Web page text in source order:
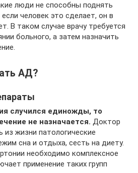
люди не способны поднять
человек это сделает, он в
В таком случае врачу требуется
больного, а затем назначить
АД?
случился единожды, то
не назначается. Доктор
из жизни патологические
сна и отдыха, сесть на диету.
необходимо комплексное
применение таких групп